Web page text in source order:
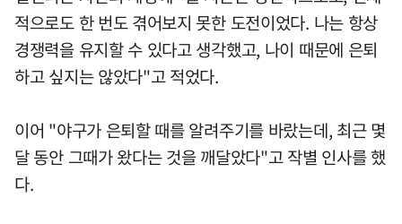
적으로도 한 번도 겪어보지 못한 도전이었다. 나는 항상
경쟁력을 유지할 수 있다고 생각했고, 나이 때문에 은퇴
하고 싶지는 않았다"고 적었다.
이어 "야구가 은퇴할 때를 알려주기를 바랐는데, 최근 몇
달 동안 그때가 왔다는 것을 깨달았다"고 작별 인사를 했
다.